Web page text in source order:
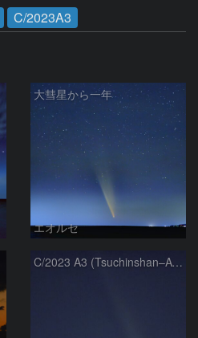
C/2023A3
大彗星から一年
エオルセ
C/2023 A3 (Tsuchinshan–ATLAS)